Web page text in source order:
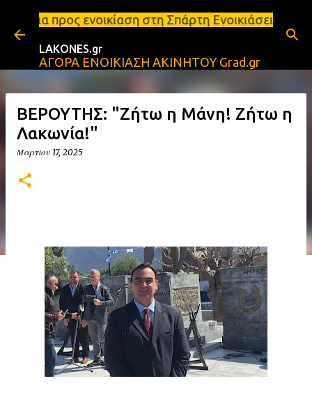
Μετάβαση στο κύριο περιεχόμενο
στη Σπάρτη Ενοικιάσεις διαμερισμάτων
LAKONES.gr
ΑΓΟΡΑ ΕΝΟΙΚΙΑΣΗ ΑΚΙΝΗΤΟΥ Grad.gr
ΒΕΡΟΥΤΗΣ: "Ζήτω η Μάνη! Ζήτω η
Λακωνία!"
Μαρτίου 17, 2025